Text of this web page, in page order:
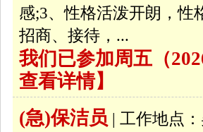
感;3、性格活泼开朗，性
招商、接待，...
我们已参加周五（
查看详情】
(急)保洁员 | 工作地点